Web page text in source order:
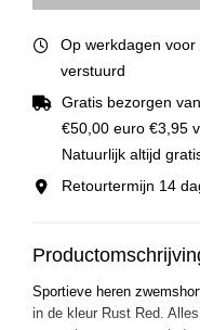
Op werkdagen
verstuurd
Gratis bezorgen
€50,00 euro €3,95
Natuurlijk altijd
Retourtermijn 14
Sportieve heren
in de kleur Rust Red.